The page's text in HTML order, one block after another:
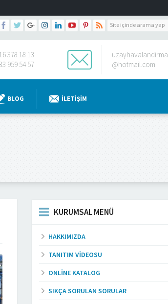
378 18 13
959 54 57
uzayhavalandirma
@hotmail.com
BLOG İLETIŞIM
KURUMSAL MENÜ
HAKKIMIZDA
TANITIM VIDEOSU
ONLINE KATALOG
SIKÇA SORULAN SORULAR